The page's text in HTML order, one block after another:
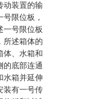
动装置的输
限位板，
一号限位板
所述箱体的
体、水箱和
的底部连通
水箱并延伸
装有一号传